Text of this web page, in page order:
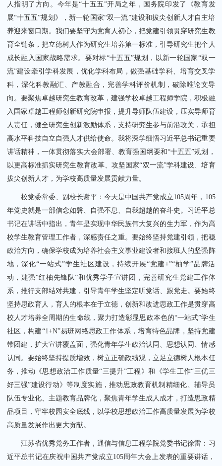
人指明了方向。今年是“十五五”开局之年，国务院印发了《教育发
展“十五五”规划》，新一轮国家“双一流”建设和拔尖创新人才自主培
养迎来窗口期。我们要坚守为党育人初心，把党建引领贯穿研究生教
育全链条，把立德树人作为研究生培养第一标准，引导研究生把个人
成长融入国家战略需求。要对标“十五五”规划，以新一轮国家“双一
流”建设牵引学科发展，优化学科布局，做强基础学科、培育交叉学
科，深化科教融汇、产教融合，完善学科评价机制，破除唯论文导
向。要聚焦卓越研究生教育改革，建强学校卓越工程师学院，积极融
入国家卓越工程师创新研究院申报，提升导师队伍建设，压实导师育
人责任，健全研究生创新激励体系，支持研究生参与前沿攻关，承担
高水平科技自立自强人才供给使命。我将深学细悟习近平总书记重要
讲话精神，一体贯彻落实大会部署、教育强国纲要和“十五五”规划，
以更高标准抓实研究生教育改革、攻坚国家“双一流”学科建设、培育
拔尖创新人才，为学校高质量发展贡献力量。
校党委常委、副校长谢平：今天是中国共产党成立105周年，105
年党史就是一部信念如磐、自强不息、自我超越的奋斗史。习近平总
书记在讲话中指出，青年是实现中华民族伟大复兴的生力军，作为高
校学生教育管理工作者，深感责任之重。要始终坚持党建引领，把稳
政治方向，确保学校成为培养社会主义事业建设者和接班人的坚强阵
地，深化“一站式”学生社区建设，持续开展“党建+”“柚学”品牌活
动，建强“红柚先锋队”和优秀学子宣讲团，完善研究生党建工作体
系，推行支部结对共建，引导青年学生坚定听党话、跟党走。要始终
坚持思政育人，育人的根本在于立德，创新和改进思政工作是贯穿高
校人才培养全周期的生命线，聚力打造彰显思政本色的“一站式”学生
社区，构建“1+N”易班网络思政工作体系，培育特色品牌，坚持党建
带团建，扩大宣讲覆盖面，强化青年学生政治认同、思想认同、情感
认同。要始终坚持提质增效，树立正确政绩观，立足立德树人根本任
务，推动《思想政治工作质量“三提升”工程》和《学生工作“三优三
好三强”建设行动》等制度实施，推动思政教育机制精细化、辅导员
队伍专业化、主题教育品牌化，聚焦青年学生成人成才，打造思政精
品项目，守牢校园安全底线，以学校思想政治工作高质量发展为学校
高质量发展作出更大贡献。
江苏省优秀党务工作者，通信与信息工程学院党委书记徐雷：习
近平总书记在庆祝中国共产党成立105周年大会上发表的重要讲话，